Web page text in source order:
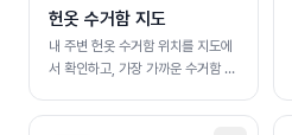
헌옷 수거함 지도
내 주변 헌옷 수거함 위치를 지도에
서 확인하고, 가장 가까운 수거함 3